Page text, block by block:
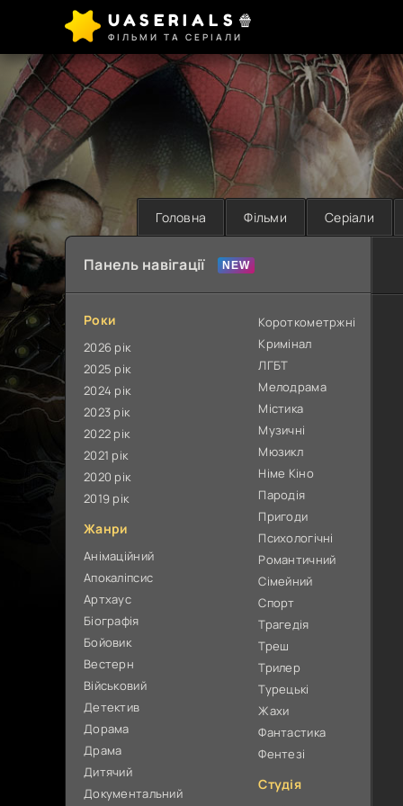
UASERIALS🍿
ФІЛЬМИ ТА СЕРІАЛИ
Головна Фільми Серіали
Панель навігації
Роки
2026 рік
2025 рік
2024 рік
2023 рік
2022 рік
2021 рік
2020 рік
2019 рік
Жанри
Анімаційний
Апокаліпсис
Артхаус
Біографія
Бойовик
Вестерн
Військовий
Детектив
Дорама
Драма
Дитячий
Документальний
Короткометржні
Кримінал
ЛГБТ
Мелодрама
Містика
Музичні
Мюзикл
Німе Кіно
Пародія
Пригоди
Психологічні
Романтичний
Сімейний
Спорт
Трагедія
Треш
Трилер
Турецькі
Жахи
Фантастика
Фентезі
Студія